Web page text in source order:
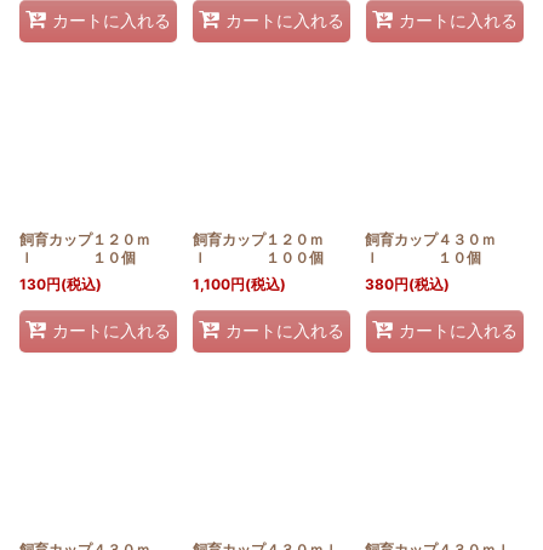
カートに入れる カートに入れる カートに入れる
飼育カップ１２０ｍ
ｌ １０個
130円(税込)
カートに入れる
飼育カップ１２０ｍ
ｌ １００個
1,100円(税込)
カートに入れる
飼育カップ４３０ｍ
ｌ １０個
380円(税込)
カートに入れる